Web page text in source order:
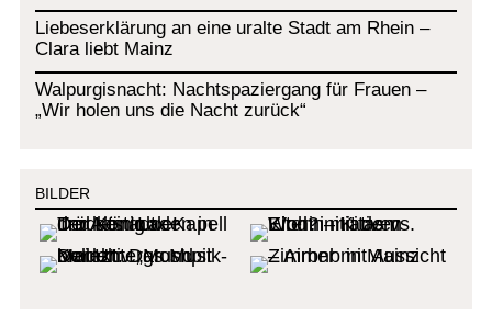
Liebeserklärung an eine uralte Stadt am Rhein –
Clara liebt Mainz
Walpurgisnacht: Nachtspaziergang für Frauen –
„Wir holen uns die Nacht zurück“
BILDER